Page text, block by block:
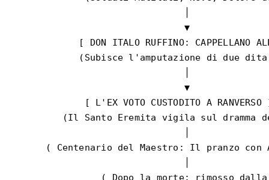
                              ▼
[ DON ITALO RUFFINO: CAPPELLANO
(Subisce l'amputazione di due
                              ▼
[ L'EX VOTO CUSTODITO A RANVERSO
(Il Santo Eremita vigila sul dramma
( Centenario del Maestro: Il pranzo con
( Dopo la morte: rimosso